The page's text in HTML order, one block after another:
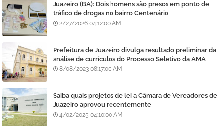
Juazeiro (BA): Dois homens são presos em ponto de
tráfico de drogas no bairro Centenário
2/27/2026 04:12:00 AM
Prefeitura de Juazeiro divulga resultado preliminar da
análise de currículos do Processo Seletivo da AMA
8/08/2023 08:17:00 AM
Saiba quais projetos de lei a Câmara de Vereadores de
Juazeiro aprovou recentemente
4/02/2025 04:10:00 AM